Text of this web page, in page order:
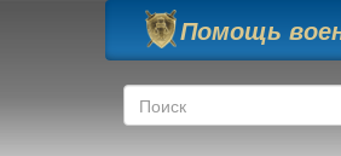
Перейти к основному содержанию
Помощь
Форма